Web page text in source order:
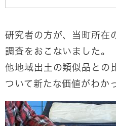
研究者の方が、当町所在
調査をおこないました。
他地域出土の類似品との
ついて新たな価値がわか